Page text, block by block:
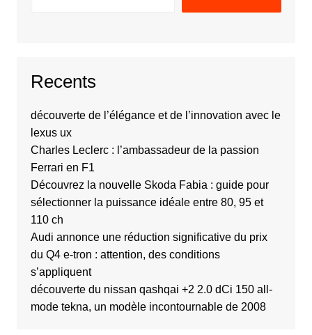
Recents
découverte de l’élégance et de l’innovation avec le
lexus ux
Charles Leclerc : l’ambassadeur de la passion
Ferrari en F1
Découvrez la nouvelle Skoda Fabia : guide pour
sélectionner la puissance idéale entre 80, 95 et
110 ch
Audi annonce une réduction significative du prix
du Q4 e-tron : attention, des conditions
s’appliquent
découverte du nissan qashqai +2 2.0 dCi 150 all-
mode tekna, un modèle incontournable de 2008